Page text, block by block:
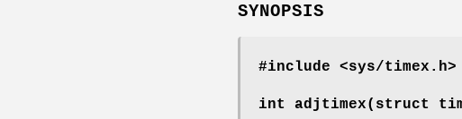
SYNOPSIS
#include <sys/timex.h>
int adjtimex(struct